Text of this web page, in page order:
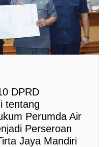
DPRD
tentang
Perumda Air
Perseroan
Jaya Mandiri